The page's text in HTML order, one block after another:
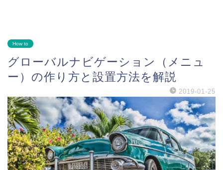
How to
グローバルナビゲーション（メニュ
ー）の作り方と設置方法を解説
2019-01-25